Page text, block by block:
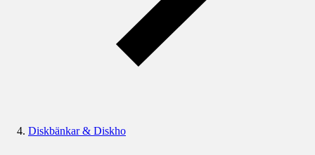
Diskbänkar & Diskho